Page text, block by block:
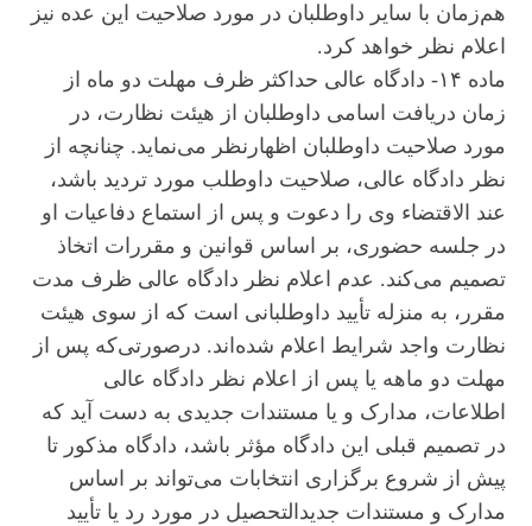
هم‌زمان با سایر داوطلبان در مورد صلاحیت این عده نیز
اعلام نظر خواهد کرد.
ماده ۱۴- دادگاه عالی حداکثر ظرف مهلت دو ماه از
زمان دریافت اسامی داوطلبان از هیئت نظارت، در
مورد صلاحیت داوطلبان اظهارنظر می‌نماید. چنانچه از
نظر دادگاه عالی، صلاحیت داوطلب مورد تردید باشد،
عند الاقتضاء وی را دعوت و پس از استماع دفاعیات او
در جلسه حضوری، بر اساس قوانین و مقررات اتخاذ
تصمیم می‌کند. عدم اعلام نظر دادگاه عالی ظرف مدت
مقرر، به منزله تأیید داوطلبانی است که از سوی هیئت
نظارت واجد شرایط اعلام شده‌اند. درصورتی‌که پس از
مهلت دو ماهه یا پس از اعلام نظر دادگاه عالی
اطلاعات، مدارک و یا مستندات جدیدی به دست آید که
در تصمیم قبلی این دادگاه مؤثر باشد، دادگاه مذکور تا
پیش از شروع برگزاری انتخابات می‌تواند بر اساس
مدارک و مستندات جدیدالتحصیل در مورد رد یا تأیید